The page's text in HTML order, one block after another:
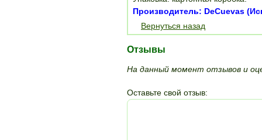
Производитель: DeCuevas
Вернуться назад
Отзывы
На данный момент отзывов и
Оставьте свой отзыв: